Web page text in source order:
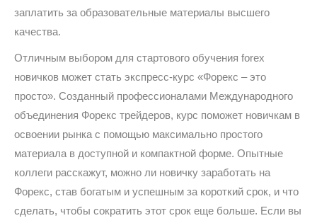
заплатить за образовательные материалы высшего
качества.
Отличным выбором для стартового обучения forex
новичков может стать экспресс-курс «Форекс – это
просто». Созданный профессионалами Международного
объединения Форекс трейдеров, курс поможет новичкам в
освоении рынка с помощью максимально простого
материала в доступной и компактной форме. Опытные
коллеги расскажут, можно ли новичку заработать на
Форекс, став богатым и успешным за короткий срок, и что
сделать, чтобы сократить этот срок еще больше. Если вы